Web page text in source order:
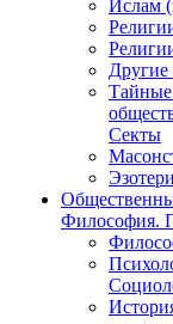
Ислам
Другие
Тайные
Секты
Философия.